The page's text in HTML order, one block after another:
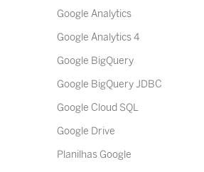
Google Analytics
Google Analytics 4
Google BigQuery
Google BigQuery JDBC
Google Cloud SQL
Google Drive
Planilhas Google